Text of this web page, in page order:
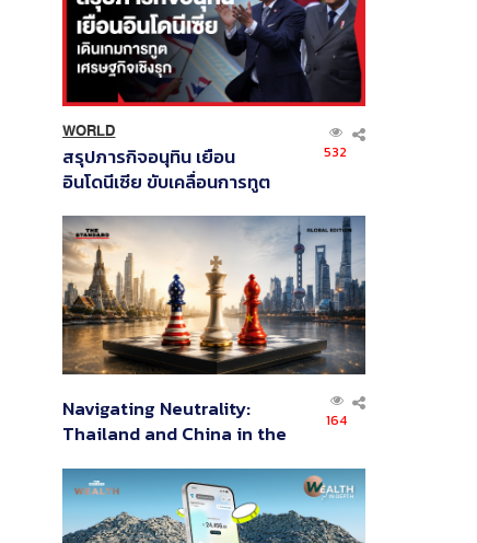
WORLD
สรุปภารกิจอนุทิน เยือน
อินโดนีเซีย ขับเคลื่อนการทูต
ส่วนยุทธศาสตร์ไทย –
อินโดนีเซีย
532
Navigating Neutrality:
Thailand and China in the
Order
164